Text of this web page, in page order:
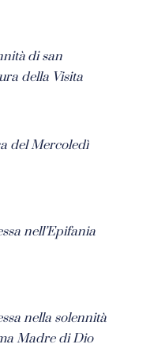
di san
della Visita
del Mercoledì
nell’Epifania
nella solennità
Madre di Dio